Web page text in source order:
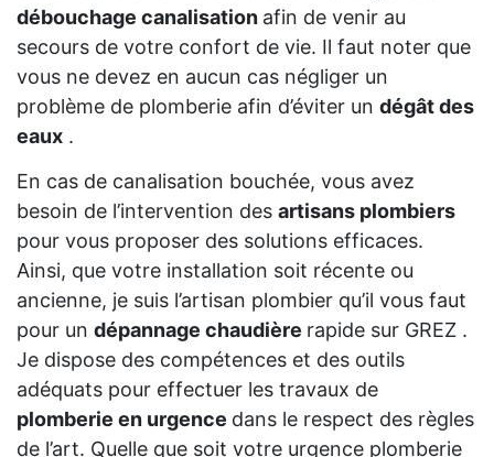
débouchage canalisation afin de venir au
secours de votre confort de vie. Il faut noter que
vous ne devez en aucun cas négliger un
problème de plomberie afin d’éviter un dégât des
eaux .
En cas de canalisation bouchée, vous avez
besoin de l’intervention des artisans plombiers
pour vous proposer des solutions efficaces.
Ainsi, que votre installation soit récente ou
ancienne, je suis l’artisan plombier qu’il vous faut
pour un dépannage chaudière rapide sur GREZ .
Je dispose des compétences et des outils
adéquats pour effectuer les travaux de
plomberie en urgence dans le respect des règles
de l’art. Quelle que soit votre urgence plomberie